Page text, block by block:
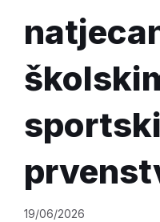
19/06/2026